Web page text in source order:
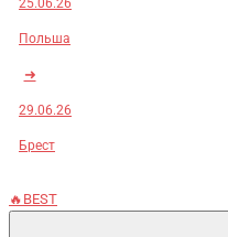
25.06.26
Польша
➜
29.06.26
Брест
🔥BEST